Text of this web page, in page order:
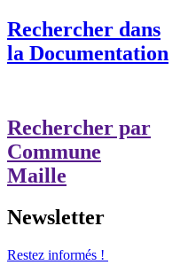
Rechercher dans
la Documentation
Rechercher par
Commune
Maille
Newsletter
Restez informés !